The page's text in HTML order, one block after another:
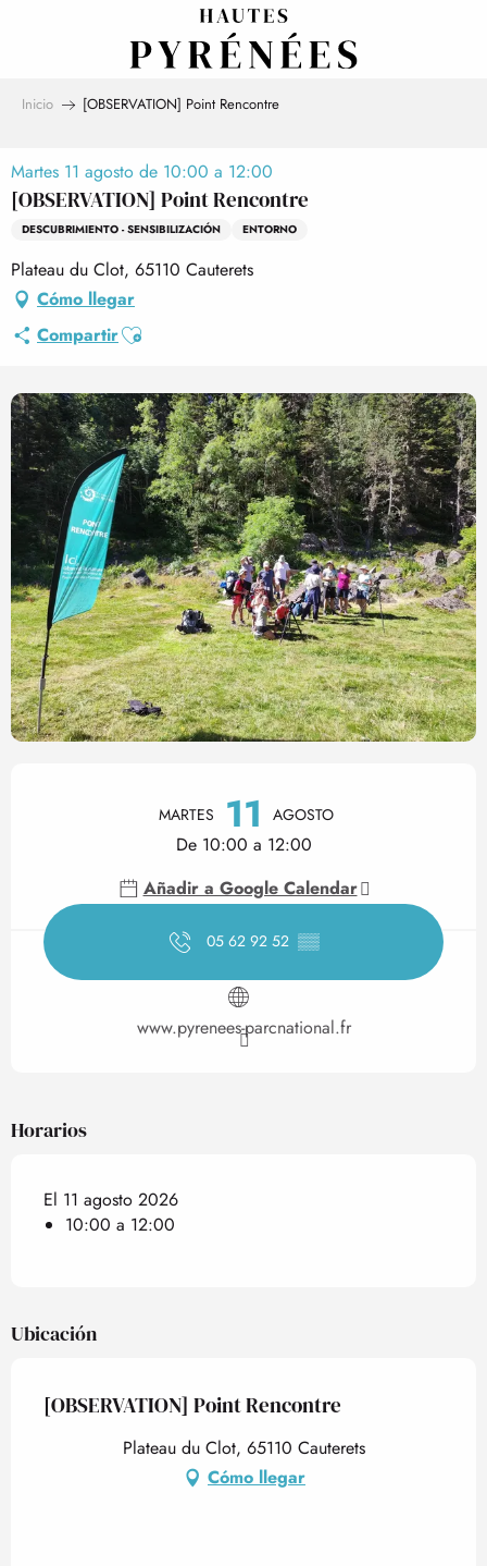
Inicio [OBSERVATION] Point Rencontre
Martes 11 agosto de 10:00 a 12:00
[OBSERVATION] Point Rencontre
DESCUBRIMIENTO - SENSIBILIZACIÓN ENTORNO
Plateau du Clot, 65110 Cauterets
Cómo llegar
CompartirAjouter aux favoris
Horarios y datos de
MARTES 11 AGOSTO
De 10:00 a 12:00
Añadir a Google Calendar
05 62 92 52 ▒▒
www.pyrenees-parcnational.fr
Horarios
El 11 agosto 2026
10:00 a 12:00
Ubicación
[OBSERVATION] Point Rencontre
Plateau du Clot, 65110 Cauterets
Cómo llegar